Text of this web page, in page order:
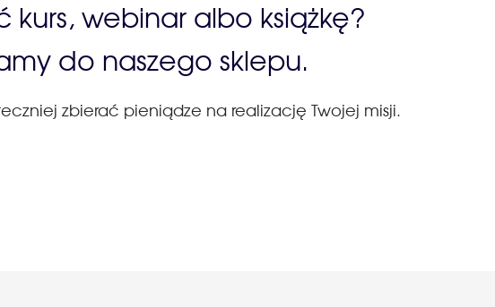
kurs, webinar albo książkę?
do naszego sklepu.
zbierać pieniądze na realizację Twojej misji.